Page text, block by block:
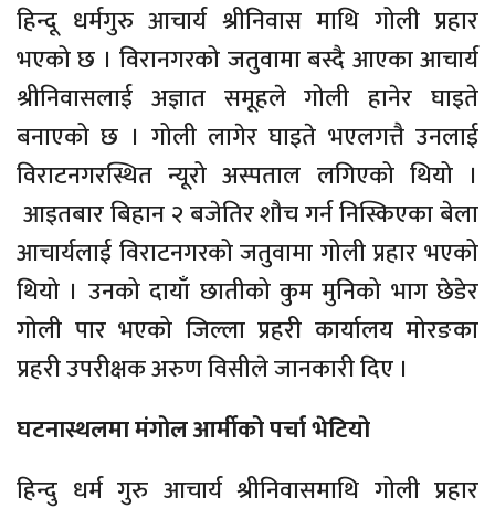
हिन्दू धर्मगुरु आचार्य श्रीनिवास माथि गोली प्रहार
भएको छ । विरानगरको जतुवामा बस्दै आएका आचार्य
श्रीनिवासलाई अज्ञात समूहले गोली हानेर घाइते
बनाएको छ । गोली लागेर घाइते भएलगत्तै उनलाई
विराटनगरस्थित न्यूरो अस्पताल लगिएको थियो ।
आइतबार बिहान २ बजेतिर शौच गर्न निस्किएका बेला
आचार्यलाई विराटनगरको जतुवामा गोली प्रहार भएको
थियो । उनको दायाँ छातीको कुम मुनिको भाग छेडेर
गोली पार भएको जिल्ला प्रहरी कार्यालय मोरङका
प्रहरी उपरीक्षक अरुण विसीले जानकारी दिए ।
घटनास्थलमा मंगोल आर्मीको पर्चा भेटियो
हिन्दु धर्म गुरु आचार्य श्रीनिवासमाथि गोली प्रहार